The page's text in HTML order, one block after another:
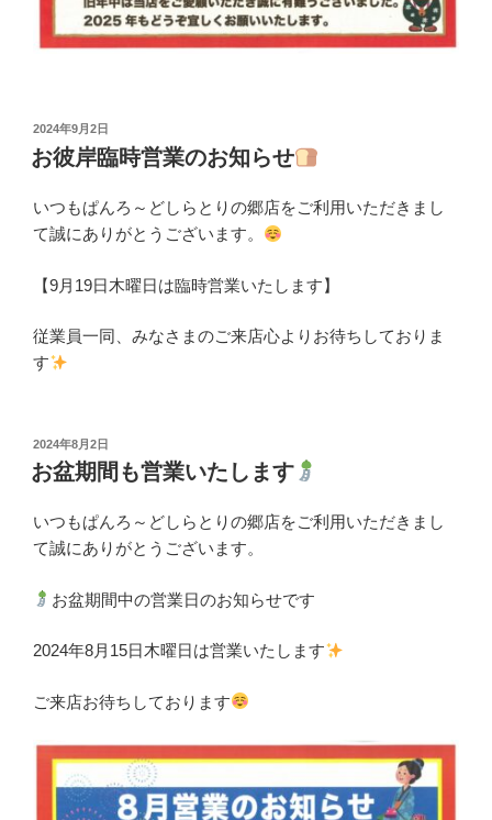
投
稿
日:
2024年9月2日
お彼岸臨時営業のお知らせ
いつもぱんろ～どしらとりの郷店をご利用いただきまし
て誠にありがとうございます。
【9月19日木曜日は臨時営業いたします】
従業員一同、みなさまのご来店心よりお待ちしておりま
す
投
稿
日:
2024年8月2日
お盆期間も営業いたします
いつもぱんろ～どしらとりの郷店をご利用いただきまし
て誠にありがとうございます。
お盆期間中の営業日のお知らせです
2024年8月15日木曜日は営業いたします
ご来店お待ちしております